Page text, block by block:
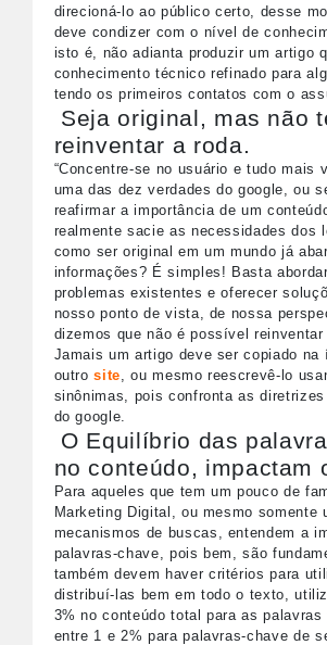
direcioná-lo ao público certo, desse
deve condizer com o nível de
isto é, não adianta produzir um artigo
conhecimento técnico refinado para
tendo os primeiros contatos com o
Seja original, mas não
reinventar a roda.
“Concentre-se no usuário e tudo mais
uma das dez verdades do google, ou
reafirmar a importância de um
realmente sacie as necessidades dos
como ser original em um mundo já
informações? É simples! Basta
problemas existentes e oferecer
nosso ponto de vista, de nossa
dizemos que não é possível reinventar
Jamais um artigo deve ser copiado na
outrosite , ou mesmo reescrevê-lo
sinônimas, pois confronta as
do google.
O Equilíbrio das
no conteúdo, impactam
Para aqueles que tem um pouco de
Marketing Digital, ou mesmo somente
mecanismos de buscas, entendem a
palavras-chave, pois bem, são
também devem haver critérios para
distribuí-las bem em todo o texto,
3% no conteúdo total para as palavras
entre 1 e 2% para palavras-chave de